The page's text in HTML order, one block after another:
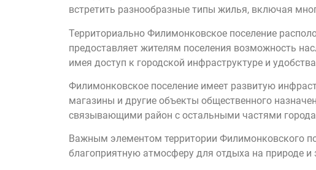
встретить разнообразные типы жилья, включая
Территориально Филимонковское поселение
предоставляет жителям поселения возможность
имея доступ к городской инфраструктуре и
Филимонковское поселение имеет развитую
магазины и другие объекты общественного
связывающими район с остальными частями
Важным элементом территории Филимонковского
благоприятную атмосферу для отдыха на природе и